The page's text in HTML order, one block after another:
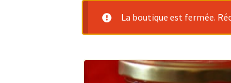
La boutique est fermée.